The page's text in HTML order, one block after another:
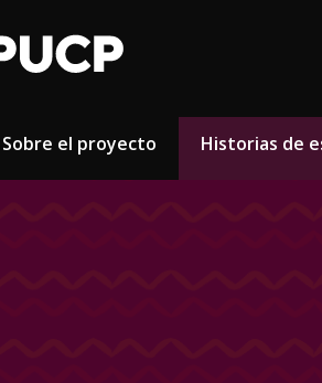
Sobre el proyecto Historias de